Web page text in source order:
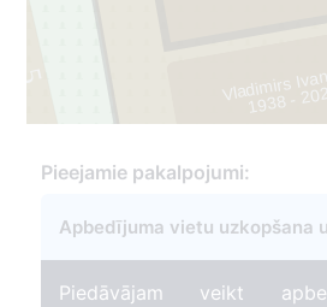
5 Vladimirs
1938 -
Pieejamie pakalpojumi:
Apbedījuma vietu uzkopšana
Piedāvājam veikt